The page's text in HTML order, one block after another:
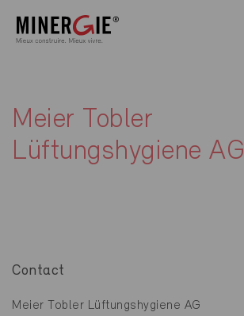
Meier Tobler
Lüftungshygiene AG
Contact
Meier Tobler Lüftungshygiene AG